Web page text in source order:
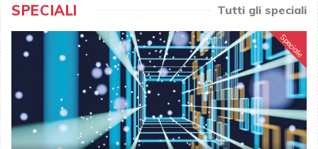
SPECIALI Tutti gli speciali
Speciale